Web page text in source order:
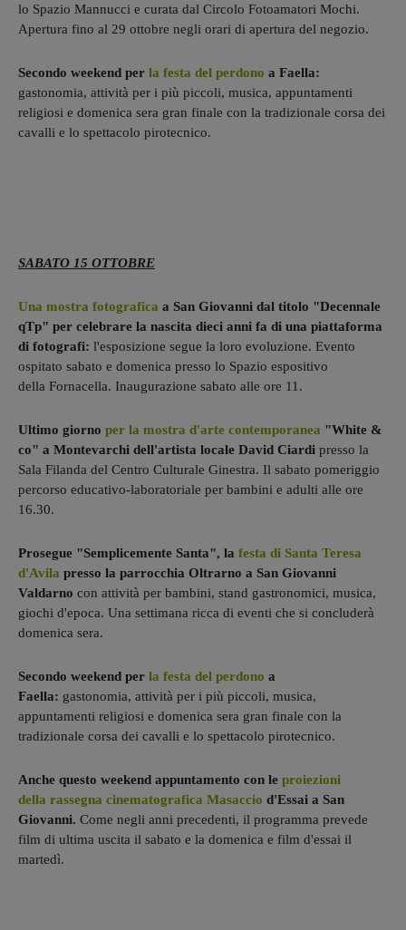
lo Spazio Mannucci e curata dal Circolo Fotoamatori Mochi.
Apertura fino al 29 ottobre negli orari di apertura del negozio.
Secondo weekend per la festa del perdono a Faella:
gastonomia, attività per i più piccoli, musica, appuntamenti
religiosi e domenica sera gran finale con la tradizionale corsa dei
cavalli e lo spettacolo pirotecnico.
SABATO 15 OTTOBRE
Una mostra fotografica a San Giovanni dal titolo "Decennale
qTp" per celebrare la nascita dieci anni fa di una piattaforma
di fotografi: l'esposizione segue la loro evoluzione. Evento
ospitato sabato e domenica presso lo Spazio espositivo
della Fornacella. Inaugurazione sabato alle ore 11.
Ultimo giorno per la mostra d'arte contemporanea "White &
co" a Montevarchi dell'artista locale David Ciardi presso la
Sala Filanda del Centro Culturale Ginestra. Il sabato pomeriggio
percorso educativo-laboratoriale per bambini e adulti alle ore
16.30.
Prosegue "Semplicemente Santa", la festa di Santa Teresa
d'Avila presso la parrocchia Oltrarno a San Giovanni
Valdarno con attività per bambini, stand gastronomici, musica,
giochi d'epoca. Una settimana ricca di eventi che si concluderà
domenica sera.
Secondo weekend per la festa del perdono a
Faella: gastonomia, attività per i più piccoli, musica,
appuntamenti religiosi e domenica sera gran finale con la
tradizionale corsa dei cavalli e lo spettacolo pirotecnico.
Anche questo weekend appuntamento con le proiezioni
della rassegna cinematografica Masaccio d'Essai a San
Giovanni. Come negli anni precedenti, il programma prevede
film di ultima uscita il sabato e la domenica e film d'essai il
martedì.